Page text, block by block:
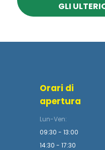
GLI
Orari di
apertura
Lun-Ven:
09:30 - 13:00
14:30 - 17:30